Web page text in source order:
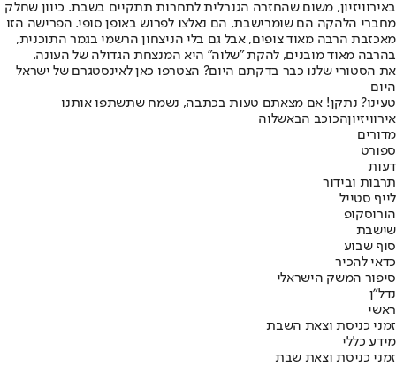
באירוויזיון, משום שהחזרה הגנרלית לתחרות תתקיים בשבת. כיוון שחלק
מחברי הלהקה הם שומרישבת, הם נאלצו לפרוש באופן סופי. הפרישה הזו
מאכזבת הרבה מאוד צופים, אבל גם בלי הניצחון הרשמי בגמר התוכנית,
בהרבה מאוד מובנים, להקת "שלוה" היא המנצחת הגדולה של העונה.
את הסטורי שלנו כבר בדקתם היום? הצטרפו כאן לאינסטגרם של ישראל
היום
טעינו? נתקן! אם מצאתם טעות בכתבה, נשמח שתשתפו אותנו
אירוויזיוןהכוכב הבאשלוה
מדורים
ספורט
דעות
תרבות ובידור
לייף סטייל
הורוסקופ
שישבת
סוף שבוע
כדאי להכיר
סיפור המשק הישראלי
נדל"ן
ראשי
זמני כניסת וצאת השבת
מידע כללי
זמני כניסת וצאת שבת